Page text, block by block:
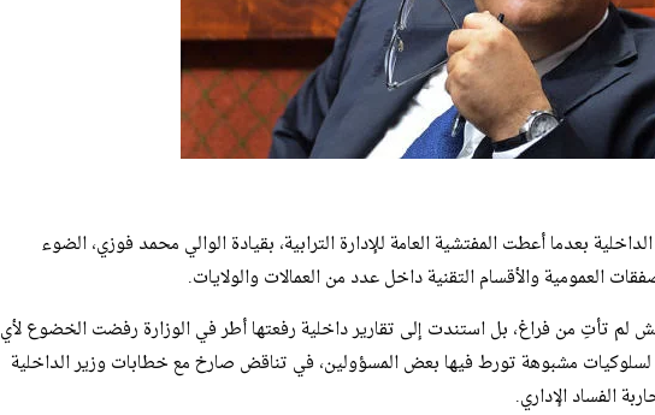
بعدما أعطت المفتشية العامة للإدارة الترابية، بقيادة الوالي محمد فوزي، الضوء
العمومية والأقسام التقنية داخل عدد من العمالات والولايات.
لم تأتِ من فراغ، بل استندت إلى تقارير داخلية رفعتها أطر في الوزارة رفضت الخضوع لأي
لسلوكيات مشبوهة تورط فيها بعض المسؤولين، في تناقض صارخ مع خطابات وزير الداخلية
الفساد الإداري.